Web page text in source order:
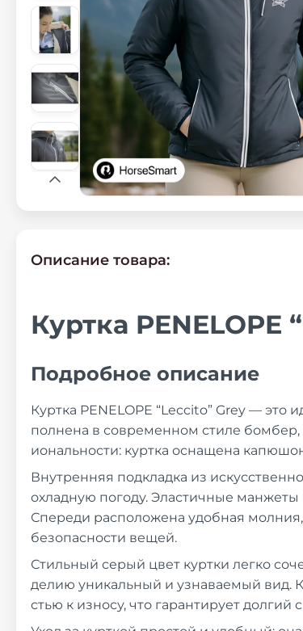
Описание товара:
Куртка PENELOPE
Подробное описание
Куртка PENELOPE “Leccito” Grey —
полнена в современном стиле бомбер,
иональности: куртка оснащена
Внутренняя подкладка из
охладную погоду. Эластичные
Спереди расположена удобная
безопасности вещей.
Стильный серый цвет куртки легко
делию уникальный и узнаваемый вид.
стью к износу, что гарантирует долгий